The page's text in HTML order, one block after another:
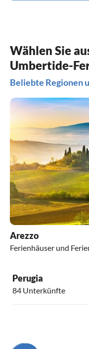
Wählen Sie
Umbertide-
Beliebte Regionen
Arezzo
Ferienhäuser und
Perugia
84 Unterkünfte